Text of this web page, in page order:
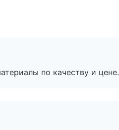
по качеству и цене.